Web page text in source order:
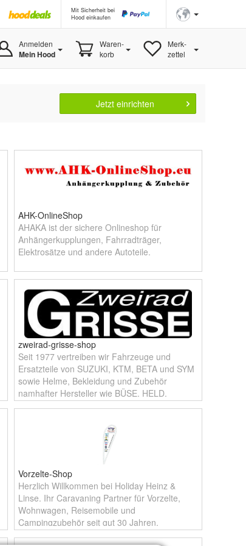
Mit Sicherheit bei
Hood einkaufen
Anmelden
Mein Hood
Waren-
korb
Merk-
zettel
Jetzt einrichten
AHK-OnlineShop
AHAKA ist der sichere Onlineshop für
Anhängerkupplungen, Fahrradträger,
Elektrosätze und andere Autoteile.
zweirad-grisse-shop
Seit 1977 vertreiben wir Fahrzeuge und
Ersatzteile von SUZUKI, KTM, BETA und SYM
sowie Helme, Bekleidung und Zubehör
namhafter Hersteller wie BÜSE, HELD,
LAZER, SCOTT uvm. zu TOP-Preisen! >>
Vorzelte-Shop
Herzlich Willkommen bei Holiday Heinz &
Linse. Ihr Caravaning Partner für Vorzelte,
Wohnwagen, Reisemobile und
Campingzubehör seit gut 30 Jahren.